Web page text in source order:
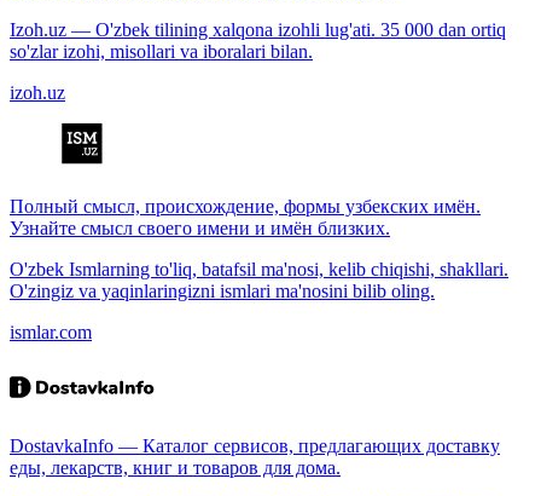
Izoh.uz — O'zbek tilining xalqona izohli lug'ati. 35 000 dan ortiq
so'zlar izohi, misollari va iboralari bilan.
izoh.uz
Полный смысл, происхождение, формы узбекских имён.
Узнайте смысл своего имени и имён близких.
O'zbek Ismlarning to'liq, batafsil ma'nosi, kelib chiqishi, shakllari.
O'zingiz va yaqinlaringizni ismlari ma'nosini bilib oling.
ismlar.com
DostavkaInfo — Каталог сервисов, предлагающих доставку
еды, лекарств, книг и товаров для дома.